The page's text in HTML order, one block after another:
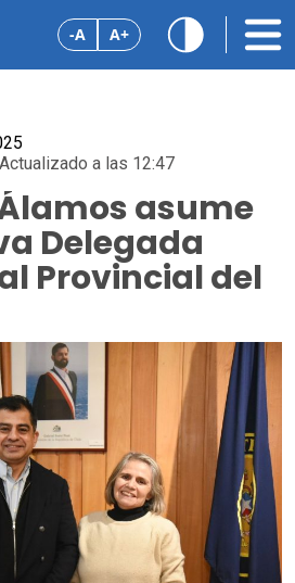
-A A+
a las 12:47
asume
Delegada
Provincial del